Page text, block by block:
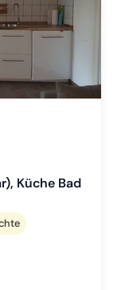
Küche Bad